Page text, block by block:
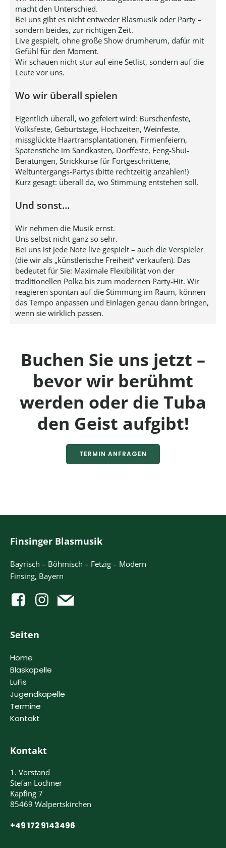
macht den Unterschied.
Bei uns gibt es nicht entweder Blasmusik oder Party –
sondern beides, zur richtigen Zeit.
Live gespielt, ohne große Show drumherum, dafür mit
Gefühl für den Moment.
Wir schauen nicht stur auf eine Setlist, sondern auf die
Leute vor uns.
Wo wir überall spielen
Eigentlich überall, wo gefeiert wird: Burschenfeste,
Volksfeste, Geburtstage, Hochzeiten, Weinfeste,
missglückte Haartransplantationen, Firmenfeiern,
Spatenstiche im Sandkasten, Dorffeste, Feng-Shui-
Beratungen, Strickkurse für Fortgeschrittene,
Weltuntergangs-Partys (bitte rechtzeitig anzahlen!)
Kurz gesagt: überall da, wo Stimmung entstehen soll.
Und sonst…
Wir nehmen die Musik ernst.
Uns selbst nicht ganz so sehr.
Bei uns ist jede Note live gespielt – auch die Verspieler
(die wir als „künstlerische Freiheit“ verkaufen). Das
bedeutet für Sie: Maximale Flexibilität von der
traditionellen Polka bis zum modernen Party-Hit. Wir
reagieren spontan auf die Stimmung im Raum, können
das Tempo anpassen und Einlagen genau dann bringen,
wenn sie wirklich passen.
Buchen Sie uns jetzt –
bevor wir berühmt
werden oder die Tuba
den Geist aufgibt!
TERMIN ANFRAGEN
Finsinger Blasmusik
Bayrisch – Böhmisch – Fetzig – Modern
Finsing, Bayern
Seiten
Home
Blaskapelle
LuFis
Jugendkapelle
Termine
Kontakt
Kontakt
1. Vorstand
Stefan Lochner
Kapfing 7
85469 Walpertskirchen
+49 172 9143496